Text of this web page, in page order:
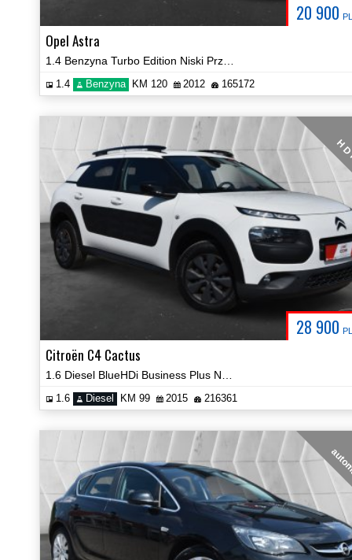
20 900
Opel Astra
1.4 Benzyna KM 120 2012 165172
28 900
H
Citroën C4 Cactus
1.6 Diesel KM 99 2015 216361